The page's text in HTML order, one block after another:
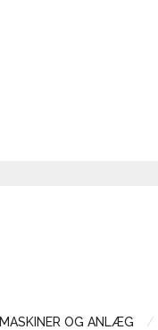
MASKINER OG ANLÆG